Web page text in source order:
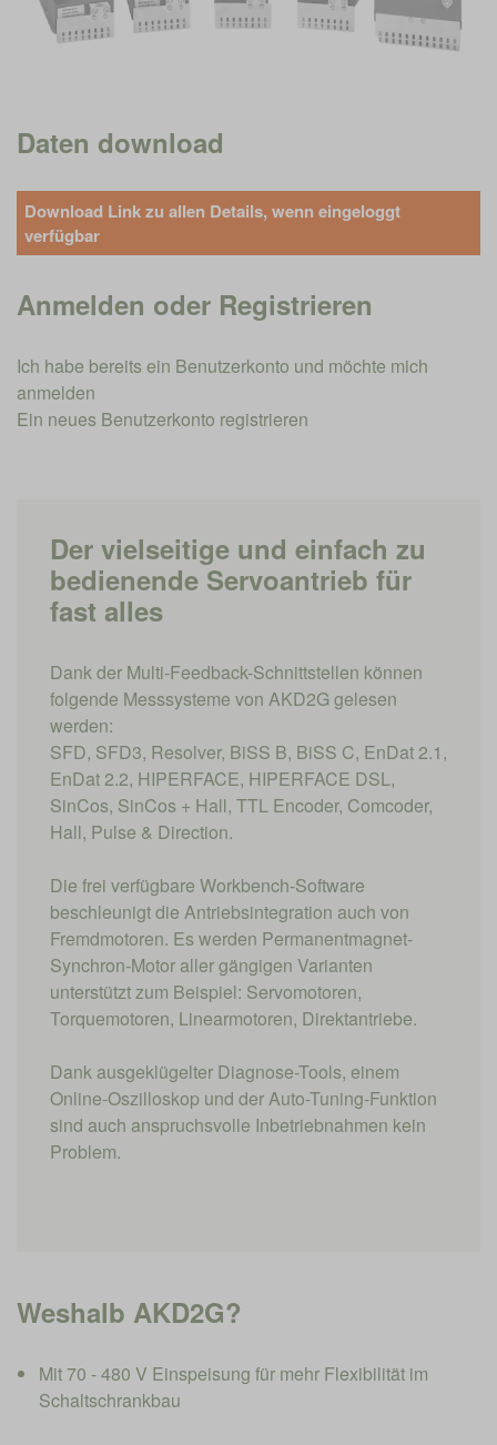
Daten download
Download Link zu allen Details, wenn eingeloggt
verfügbar
Anmelden oder Registrieren
Ich habe bereits ein Benutzerkonto und möchte mich
anmelden
Ein neues Benutzerkonto registrieren
Der vielseitige und einfach zu
bedienende Servoantrieb für
fast alles
Dank der Multi-Feedback-Schnittstellen können
folgende Messsysteme von AKD2G gelesen
werden:
SFD, SFD3, Resolver, BiSS B, BiSS C, EnDat 2.1,
EnDat 2.2, HIPERFACE, HIPERFACE DSL,
SinCos, SinCos + Hall, TTL Encoder, Comcoder,
Hall, Pulse & Direction.
Die frei verfügbare Workbench-Software
beschleunigt die Antriebsintegration auch von
Fremdmotoren. Es werden Permanentmagnet-
Synchron-Motor aller gängigen Varianten
unterstützt zum Beispiel: Servomotoren,
Torquemotoren, Linearmotoren, Direktantriebe.
Dank ausgeklügelter Diagnose-Tools, einem
Online-Oszilloskop und der Auto-Tuning-Funktion
sind auch anspruchsvolle Inbetriebnahmen kein
Problem.
Weshalb AKD2G?
Mit 70 - 480 V Einspeisung für mehr Flexibilität im
Schaltschrankbau